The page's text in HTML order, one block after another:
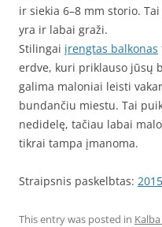
ir siekia 6–8 mm storio.
yra ir labai graži.
Stilingai įrengtas balkonas
erdve, kuri priklauso jūsų
galima maloniai leisti
bundančiu miestu. Tai
nedidelę, tačiau labai
tikrai tampa įmanoma.
Straipsnis paskelbtas:
This entry was posted in